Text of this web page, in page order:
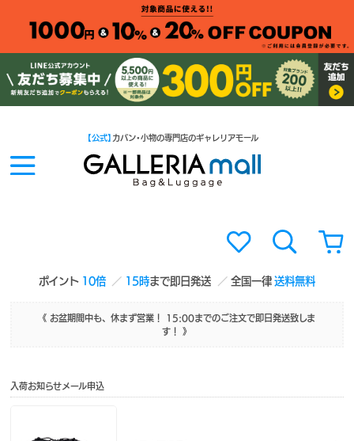
ポイント 10倍 15時まで即日発送 全国一律送料無料
【公式】 カバン・小物の専門店のギャレリアモール
《 お盆期間中も、休まず営業！ 15:00までのご注文で即日発送致しま
す！ 》
入荷お知らせメール申込